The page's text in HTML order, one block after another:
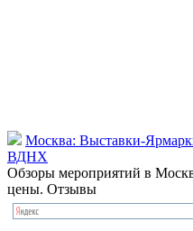
Москва: Выставки-
ВДНХ
Обзоры мероприятий в
цены. Отзывы